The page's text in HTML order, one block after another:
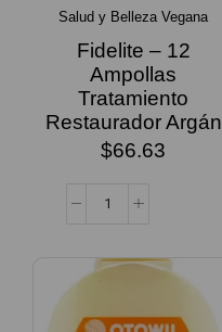
Salud y Belleza Vegana
Fidelite – 12
Ampollas
Tratamiento
Restaurador Argán
$66.63